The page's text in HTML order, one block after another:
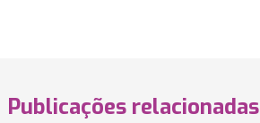
Publicações relacionadas